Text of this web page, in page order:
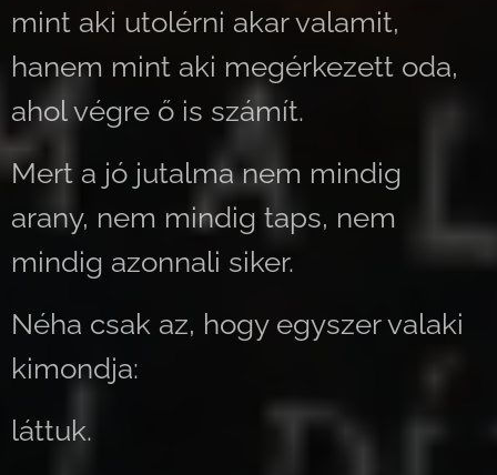
mint aki utolérni akar valamit,
hanem mint aki megérkezett oda,
ahol végre ő is számít.
Mert a jó jutalma nem mindig
arany, nem mindig taps, nem
mindig azonnali siker.
Néha csak az, hogy egyszer valaki
kimondja:
láttuk.